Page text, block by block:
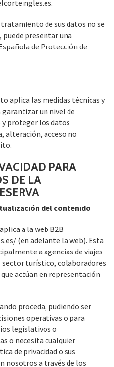
.
de sus datos no se
presentar una
de Protección de
aplica las medidas técnicas y
garantizar un nivel de
y proteger los datos
alteración, acceso no
PARA
DE LA
del contenido
a la web B2B
(en adelante la web). Esta
a agencias de viajes
turístico, colaboradores
actúan en representación
proceda, pudiendo ser
operativas o para
legislativos o
o necesita cualquier
de privacidad o sus
nosotros a través de los